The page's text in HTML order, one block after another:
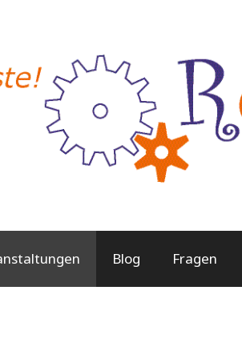
Blog Fragen